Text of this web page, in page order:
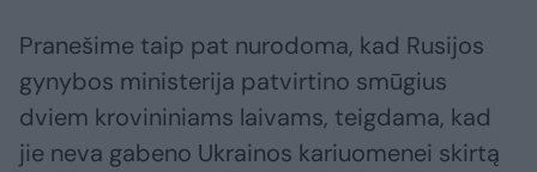
Pranešime taip pat nurodoma, kad Rusijos
gynybos ministerija patvirtino smūgius
dviem krovininiams laivams, teigdama, kad
jie neva gabeno Ukrainos kariuomenei skirtą